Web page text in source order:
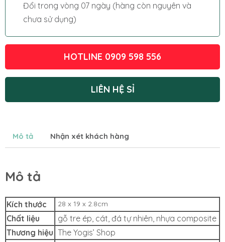
Đổi trong vòng 07 ngày (hàng còn nguyên và
chưa sử dụng)
HOTLINE 0909 598 556
LIÊN HỆ SỈ
Mô tả Nhận xét khách hàng
Mô tả
Kích thước 28 x 19 x 2.8cm
Chất liệu
gỗ tre ép, cát, đá tự nhiên, nhựa composite
Thương hiệu The Yogis’ Shop